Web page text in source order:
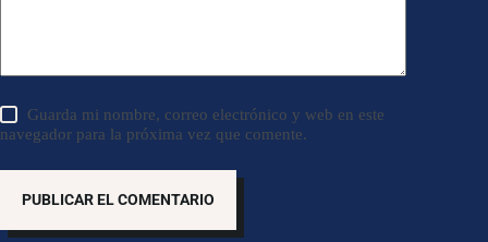
Guarda mi nombre, correo electrónico y web en este
navegador para la próxima vez que comente.
PUBLICAR EL COMENTARIO